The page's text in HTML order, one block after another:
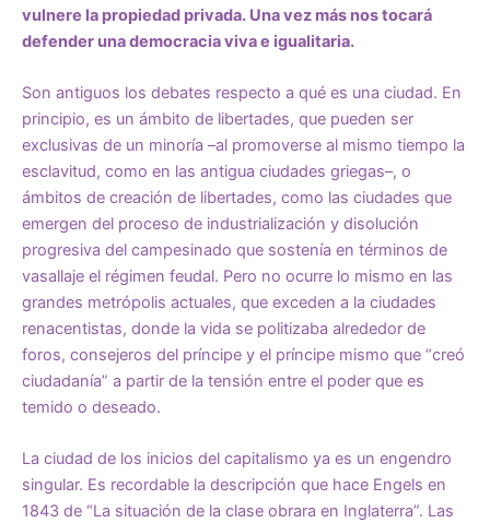
vulnere la propiedad privada. Una vez más nos tocará
defender una democracia viva e igualitaria.
Son antiguos los debates respecto a qué es una ciudad. En
principio, es un ámbito de libertades, que pueden ser
exclusivas de un minoría –al promoverse al mismo tiempo la
esclavitud, como en las antigua ciudades griegas–, o
ámbitos de creación de libertades, como las ciudades que
emergen del proceso de industrialización y disolución
progresiva del campesinado que sostenía en términos de
vasallaje el régimen feudal. Pero no ocurre lo mismo en las
grandes metrópolis actuales, que exceden a la ciudades
renacentistas, donde la vida se politizaba alrededor de
foros, consejeros del príncipe y el príncipe mismo que “creó
ciudadanía” a partir de la tensión entre el poder que es
temido o deseado.
La ciudad de los inicios del capitalismo ya es un engendro
singular. Es recordable la descripción que hace Engels en
1843 de “La situación de la clase obrara en Inglaterra”. Las